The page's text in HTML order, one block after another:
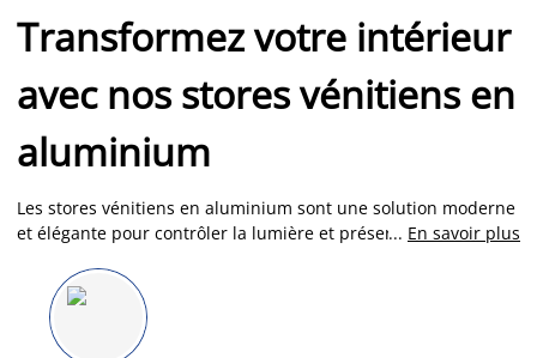
Transformez votre intérieur
avec nos stores vénitiens en
aluminium
Les stores vénitiens en aluminium sont une solution moderne
et élégante pour contrôler la lumière et préserver votre
stores vénitiens en aluminium, parfaits pour chaque pièce de
votre maison. Que ce soit pour le salon, la chambre ou le
bureau, nos stores vénitiens en aluminium combinent style et
... En savoir plus